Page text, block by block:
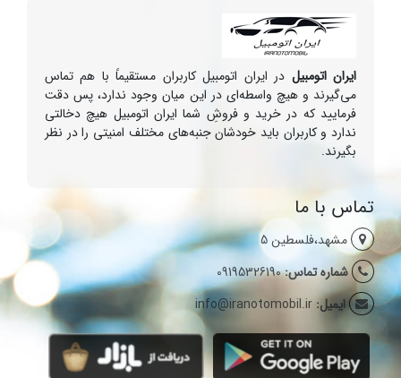
ایران اتومبیل در ایران اتومبیل کاربران مستقیماً با هم تماس
می‌گیرند و هیچ واسطه‌ای در این میان وجود ندارد، پس دقت
فرمایید که در خرید و فروشِ شما ایران اتومبیل هیچ دخالتی
ندارد و کاربران باید خودشان جنبه‌های مختلف امنیتی را در نظر
بگیرند.
تماس با ما
مشهد،فلسطین 5
شماره تماس:09195326190
ایمیل: info@iranotomobil.ir